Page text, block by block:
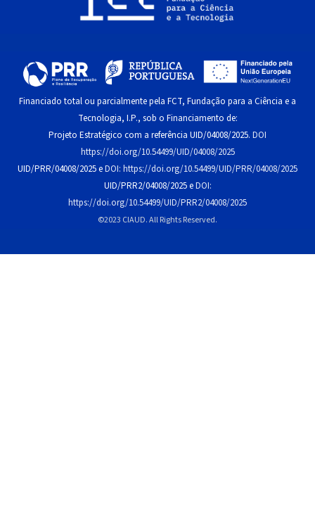
Financiado total ou parcialmente pela FCT, Fundação para a Ciência e a
Tecnologia, I.P., sob o Financiamento de:
Projeto Estratégico com a referência UID/04008/2025. DOI
https://doi.org/10.54499/UID/04008/2025
UID/PRR/04008/2025 eDOI: https://doi.org/10.54499/UID/PRR/04008/2025
UID/PRR2/04008/2025 eDOI:
https://doi.org/10.54499/UID/PRR2/04008/2025
©2023 CIAUD. All Rights Reserved.